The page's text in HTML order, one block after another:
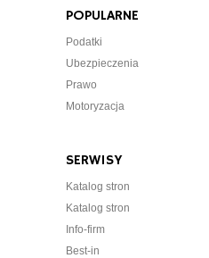
POPULARNE
Podatki
Ubezpieczenia
Prawo
Motoryzacja
SERWISY
Katalog stron
Katalog stron
Info-firm
Best-in